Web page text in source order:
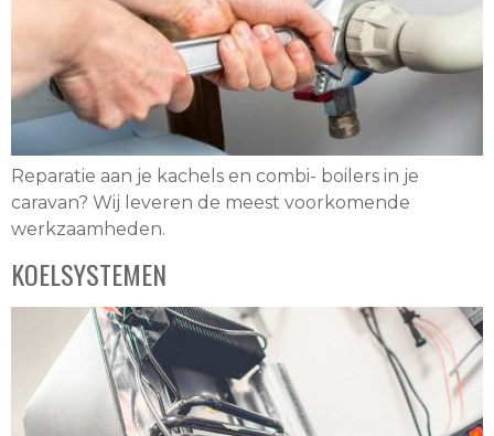
Reparatie aan je kachels en combi- boilers in je
caravan? Wij leveren de meest voorkomende
werkzaamheden.
KOELSYSTEMEN